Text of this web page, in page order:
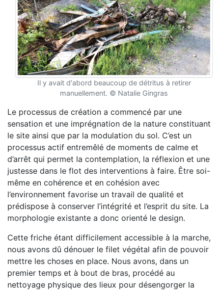
Il y avait d'abord beaucoup de détritus à retirer
manuellement. © Natalie Gingras
Le processus de création a commencé par une
sensation et une imprégnation de la nature constituant
le site ainsi que par la modulation du sol. C’est un
processus actif entremêlé de moments de calme et
d’arrêt qui permet la contemplation, la réflexion et une
justesse dans le flot des interventions à faire. Être soi-
même en cohérence et en cohésion avec
l’environnement favorise un travail de qualité et
prédispose à conserver l’intégrité et l’esprit du site. La
morphologie existante a donc orienté le design.
Cette friche étant difficilement accessible à la marche,
nous avons dû dénouer le filet végétal afin de pouvoir
mettre les choses en place. Nous avons, dans un
premier temps et à bout de bras, procédé au
nettoyage physique des lieux pour désengorger la